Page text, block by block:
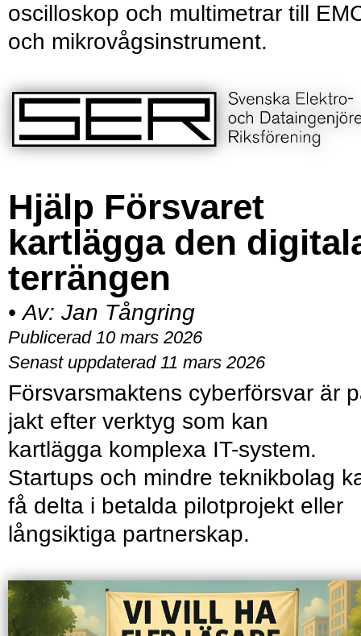
oscilloskop och multimetrar till
och mikrovågsinstrument.
Hjälp Försvaret
kartlägga den
terrängen
• Av: Jan Tångring
Publicerad 10 mars 2026
Senast uppdaterad 11 mars 2026
Försvarsmaktens cyberförsvar är
jakt efter verktyg som kan
kartlägga komplexa IT-system.
Startups och mindre teknikbolag
få delta i betalda pilotprojekt eller
långsiktiga partnerskap.